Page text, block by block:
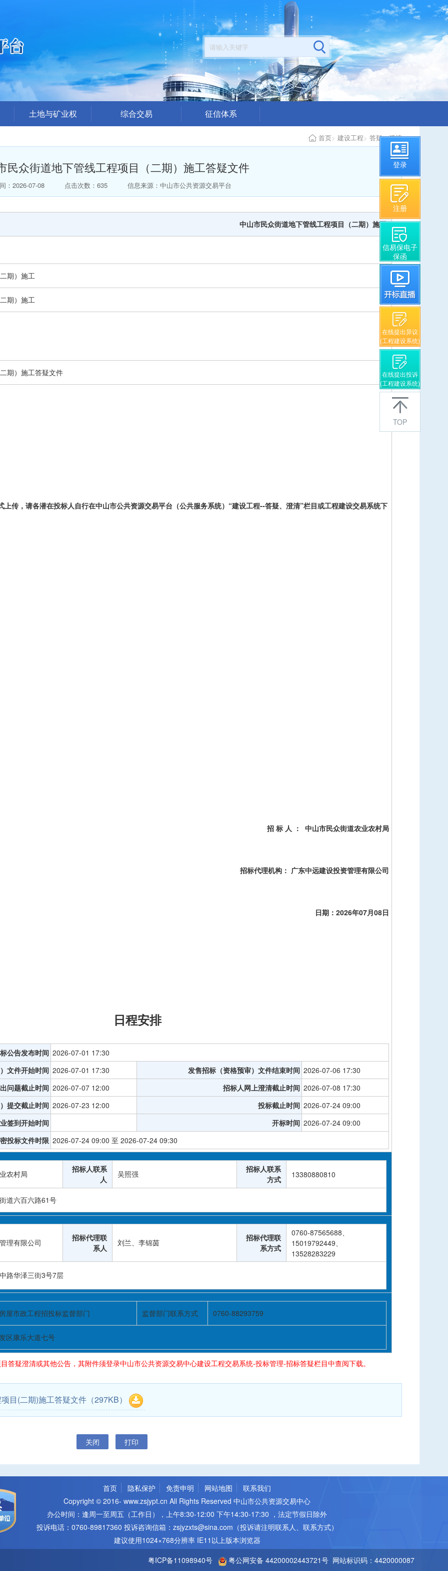
登录
注册
信易保电子
保函
在线提出异议
(工程建设系统)
在线提出投诉
(工程建设系统)
TOP
土地与矿业权
结果公布
楼面地价出价（模拟）
总价出价（模拟）
综合交易
交易答疑澄清
结果公示
中标公告
拍卖公告
国有资产交易公告
征信体系
中介代理机构从业情况
首页> 建设工程> 答疑、澄清
民众街道地下管线工程项目（二期）施工答疑文件
：2026-07-08 点击次数：635 信息来源：中山市公共资源交易平台
中山市民众街道地下管线工程项目（二期）施工
期）施工
期）施工
期）施工答疑文件
上传，请各潜在投标人自行在中山市公共资源交易平台（公共服务系统）“建设工程--答疑、澄清”栏目或工程建设交易系统下
招 标 人 ： 中山市民众街道农业农村局
招标代理机构： 广东中远建设投资管理有限公司
日期： 2026年07月08日
日程安排
公告发布时间 2026-07-01 17:30
文件开始时间 2026-07-01 17:30 发售招标（资格预审）文件结束时间 2026-07-06 17:30
问题截止时间 2026-07-07 12:00 招标人网上澄清截止时间 2026-07-08 17:30
提交截止时间 2026-07-23 12:00 投标截止时间 2026-07-24 09:00
签到开始时间
开标时间 2026-07-24 09:00
投标文件时限 2026-07-24 09:00 至 2026-07-24 09:30
农村局
招标人联系
人
吴照强
招标人联系
方式
13380880810
道六百六路61号
理有限公司
招标代理联
系人
刘兰、李锦茵
招标代理联
系方式
0760-87565688、
15019792449、
13528283229
路华泽三街3号7层
屋市政工程招投标监督部门 监督部门联系方式 0760-88293759
区康乐大道七号
答疑澄清或其他公告，其附件须登录中山市公共资源交易中心建设工程交易系统-投标管理-招标答疑栏目中查阅下载。
目(二期)施工答疑文件 （297KB）
关闭 打印
首页 隐私保护 免责申明 网站地图
联系我们
Copyright © 2016- www.zsjypt.cn All Rights Reserved 中山市公共资源交易中心
办公时间：逢周一至周五（工作日），上午8:30-12:00 下午14:30-17:30 ，法定节假日除外
投诉电话：0760-89817360 投诉咨询信箱：zsjyzxts@sina.com（投诉请注明联系人、联系方式）
建议使用1024×768分辨率 IE11以上版本浏览器
粤ICP备11098940号
粤公网安备 44200002443721号 网站标识码：4420000087